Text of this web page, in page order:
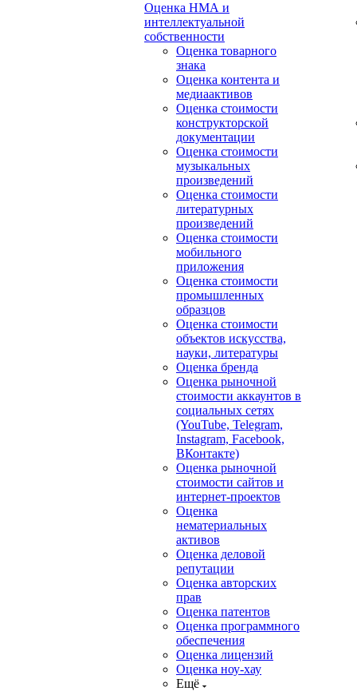
Оценка НМА и
интеллектуальной
собственности
Оценка товарного
знака
Оценка контента и
медиаактивов
Оценка стоимости
конструкторской
документации
Оценка стоимости
музыкальных
произведений
Оценка стоимости
литературных
произведений
Оценка стоимости
мобильного
приложения
Оценка стоимости
промышленных
образцов
Оценка стоимости
объектов искусства,
науки, литературы
Оценка бренда
Оценка рыночной
стоимости аккаунтов в
социальных сетях
(YouTube, Telegram,
Instagram, Facebook,
ВКонтакте)
Оценка рыночной
стоимости сайтов и
интернет-проектов
Оценка
нематериальных
активов
Оценка деловой
репутации
Оценка авторских
прав
Оценка патентов
Оценка программного
обеспечения
Оценка лицензий
Оценка ноу-хау
Ещё